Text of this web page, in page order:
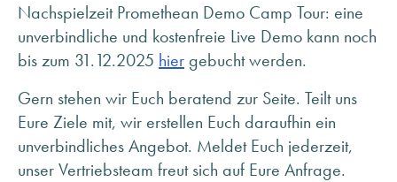
Nachspielzeit Promethean Demo Camp Tour: eine
unverbindliche und kostenfreie Live Demo kann noch
bis zum 31.12.2025 hiergebucht werden.
Gern stehen wir Euch beratend zur Seite. Teilt uns
Eure Ziele mit, wir erstellen Euch daraufhin ein
unverbindliches Angebot. Meldet Euch jederzeit,
unser Vertriebsteam freut sich auf Eure Anfrage.